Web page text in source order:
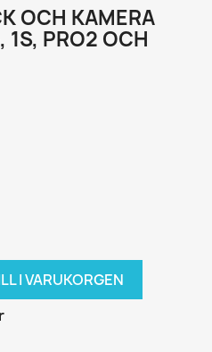
OCH KAMERA
1S, PRO2 OCH
I VARUKORGEN